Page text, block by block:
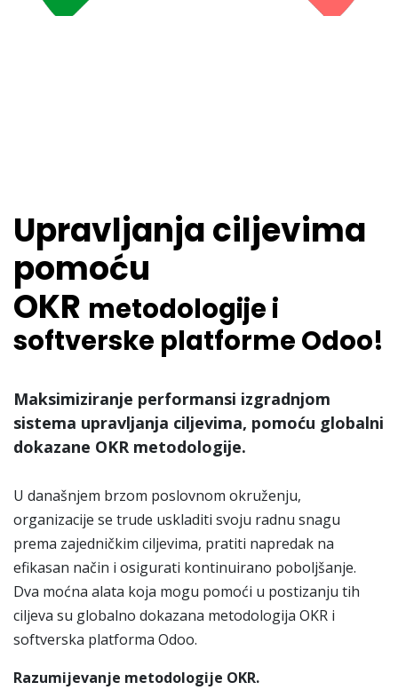
Upravljanja ciljevima
pomoću
OKR metodologije i
softverske platforme Odoo!
Maksimiziranje performansi izgradnjom
sistema upravljanja ciljevima, pomoću globalni
dokazane OKR metodologije.
U današnjem brzom poslovnom okruženju,
organizacije se trude uskladiti svoju radnu snagu
prema zajedničkim ciljevima, pratiti napredak na
efikasan način i osigurati kontinuirano poboljšanje.
Dva moćna alata koja mogu pomoći u postizanju tih
ciljeva su globalno dokazana metodologija OKR i
softverska platforma Odoo.
Razumijevanje metodologije OKR.